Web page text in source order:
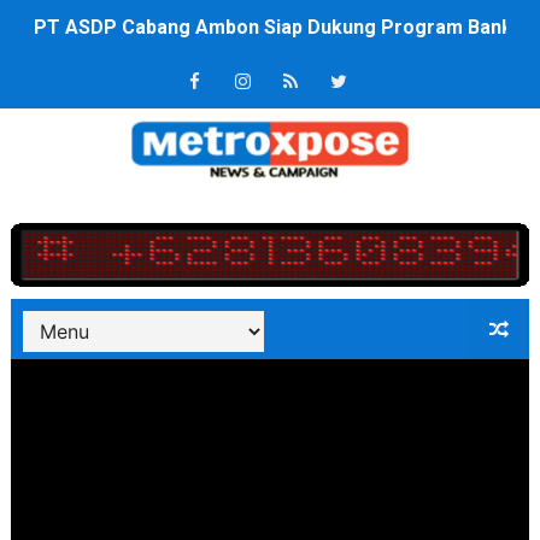
PT ASDP Cabang Ambon Siap Dukung Program Bank
Saadiah Uluputty Buka Pekan Olahraga HUT ke-81 RI
4 Dokter Asal Nias Barat Lulus PPDS di FK USU,
DPRD Kota Bekasi Minta Penanganan Pencemaran
Unggul 3 Gol Kesebelasan MKRE FC Raih Tiket
Jelang HUT RI ke 81Turnamen Olah Anak Muda Kota